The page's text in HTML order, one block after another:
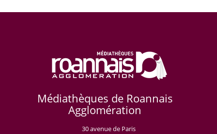
Médiathèques de Roannais
Agglomération
30 avenue de Paris